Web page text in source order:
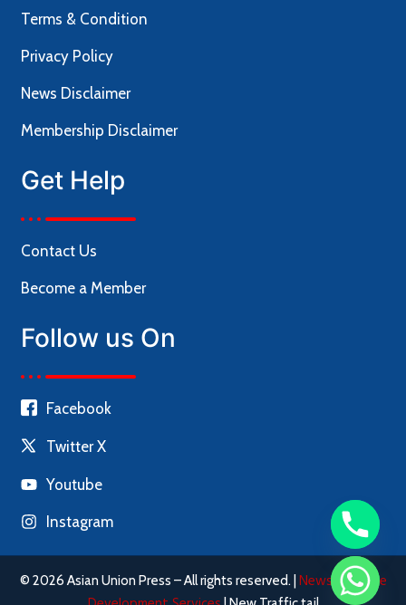
Terms & Condition
Privacy Policy
News Disclaimer
Membership Disclaimer
Get Help
Contact Us
Become a Member
Follow us On
Facebook
Twitter X
Youtube
Instagram
© 2026 Asian Union Press – All rights reserved. | News Website